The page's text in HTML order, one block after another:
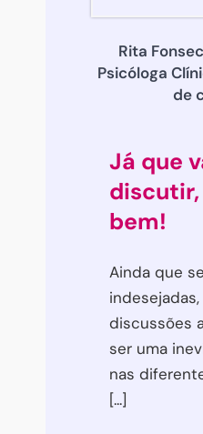
Rita
Psicóloga
de
Já que
bem!
Ainda que
indesejadas,
discussões
ser uma
nas
[...]